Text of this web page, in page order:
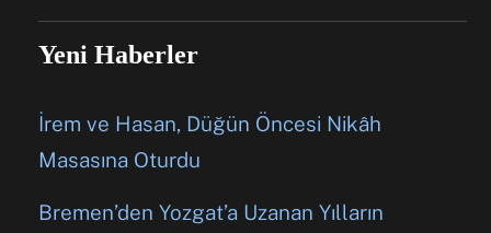
Yeni Haberler
İrem ve Hasan, Düğün Öncesi Nikâh
Masasına Oturdu
Bremen’den Yozgat’a Uzanan Yılların